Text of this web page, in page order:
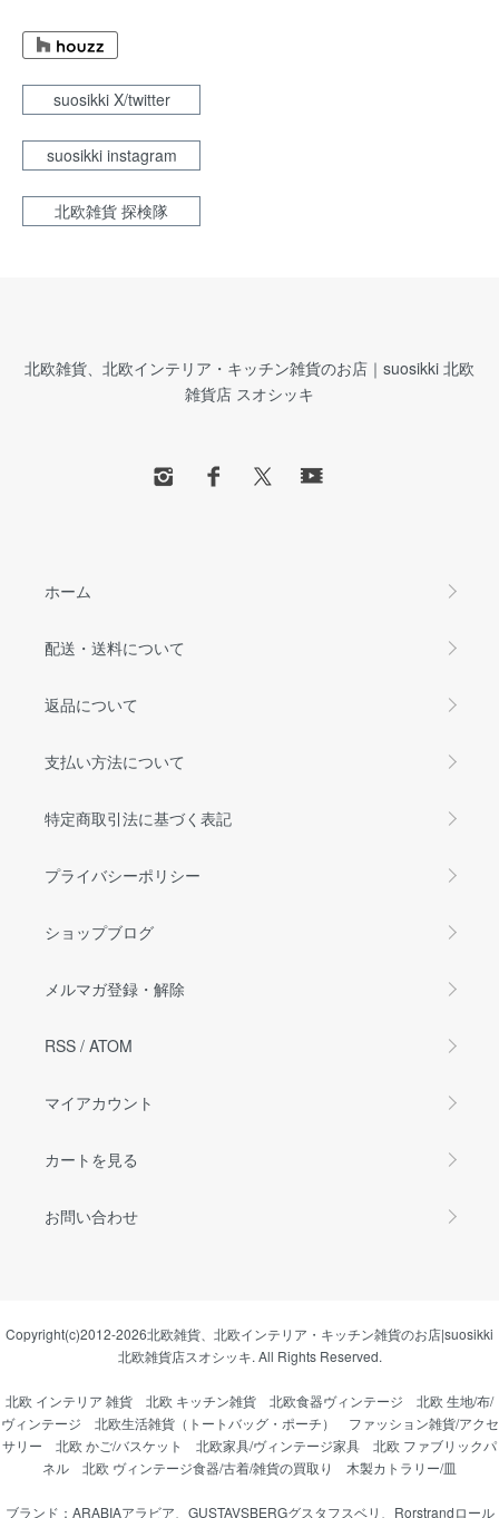
suosikki X/twitter
suosikki instagram
北欧雑貨 探検隊
北欧雑貨、北欧インテリア・キッチン雑貨のお店｜suosikki 北欧
雑貨店 スオシッキ
ホーム
配送・送料について
返品について
支払い方法について
特定商取引法に基づく表記
プライバシーポリシー
ショップブログ
メルマガ登録・解除
RSS / ATOM
マイアカウント
カートを見る
お問い合わせ
Copyright(c)2012-2026北欧雑貨、北欧インテリア・キッチン雑貨のお店|suosikki
北欧雑貨店スオシッキ. All Rights Reserved.
北欧 インテリア 雑貨 北欧 キッチン雑貨 北欧食器ヴィンテージ
北欧 生地/布/
ヴィンテージ
北欧生活雑貨（トートバッグ・ポーチ）
ファッション雑貨/アクセ
サリー
北欧 かご/バスケット 北欧家具/ヴィンテージ家具
北欧 ファブリックパ
ネル
北欧 ヴィンテージ食器/古着/雑貨の買取り 木製カトラリー/皿
ブランド： ARABIAアラビア GUSTAVSBERGグスタフスベリ Rorstrandロール